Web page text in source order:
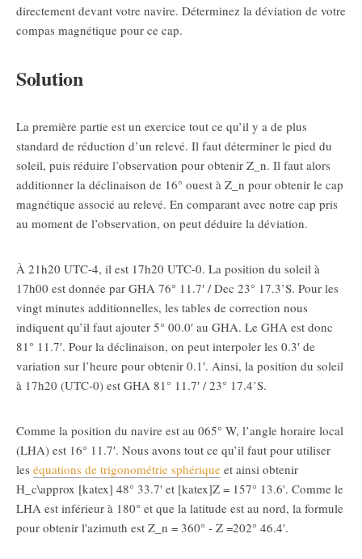
directement devant votre navire. Déterminez la déviation de votre
compas magnétique pour ce cap.
Solution
La première partie est un exercice tout ce qu’il y a de plus
standard de réduction d’un relevé. Il faut déterminer le pied du
soleil, puis réduire l’observation pour obtenir Z_n. Il faut alors
additionner la déclinaison de 16° ouest à Z_n pour obtenir le cap
magnétique associé au relevé. En comparant avec notre cap pris
au moment de l’observation, on peut déduire la déviation.
À 21h20 UTC-4, il est 17h20 UTC-0. La position du soleil à
17h00 est donnée par GHA 76° 11.7′ / Dec 23° 17.3’S. Pour les
vingt minutes additionnelles, les tables de correction nous
indiquent qu’il faut ajouter 5° 00.0′ au GHA. Le GHA est donc
81° 11.7′. Pour la déclinaison, on peut interpoler les 0.3′ de
variation sur l’heure pour obtenir 0.1′. Ainsi, la position du soleil
à 17h20 (UTC-0) est GHA 81° 11.7′ / 23° 17.4’S.
Comme la position du navire est au 065° W, l’angle horaire local
(LHA) est 16° 11.7′. Nous avons tout ce qu’il faut pour utiliser
les équations de trigonométrie sphérique et ainsi obtenir
H_c\approx [katex] 48° 33.7' et [katex]Z = 157° 13.6'. Comme le
LHA est inférieur à 180° et que la latitude est au nord, la formule
pour obtenir l'azimuth est Z_n = 360° - Z =202° 46.4'.